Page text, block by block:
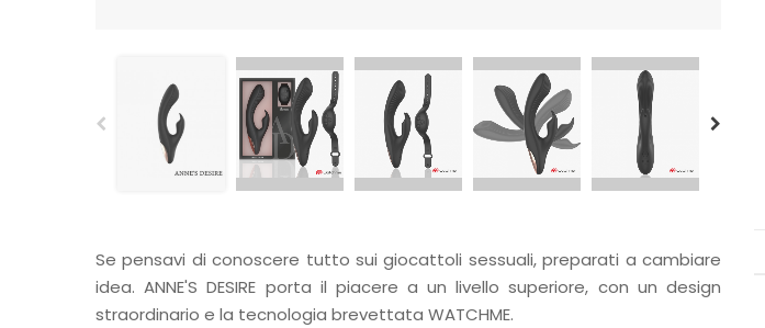
Se pensavi di conoscere tutto sui giocattoli sessuali, preparati a cambiare
idea. ANNE'S DESIRE porta il piacere a un livello superiore, con un design
straordinario e la tecnologia brevettata WATCHME.